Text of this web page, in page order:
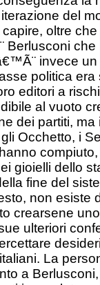
del
oltre
Berlusconi
invece
politica era
editori a
al vuoto
dei partiti,
Occhetto, i
gioielli dello
fine del
non esiste
crearsene
ulteriori
La
a